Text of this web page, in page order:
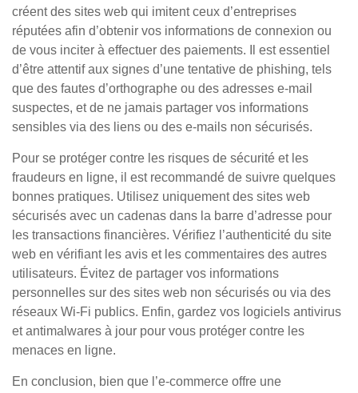
créent des sites web qui imitent ceux d’entreprises
réputées afin d’obtenir vos informations de connexion ou
de vous inciter à effectuer des paiements. Il est essentiel
d’être attentif aux signes d’une tentative de phishing, tels
que des fautes d’orthographe ou des adresses e-mail
suspectes, et de ne jamais partager vos informations
sensibles via des liens ou des e-mails non sécurisés.
Pour se protéger contre les risques de sécurité et les
fraudeurs en ligne, il est recommandé de suivre quelques
bonnes pratiques. Utilisez uniquement des sites web
sécurisés avec un cadenas dans la barre d’adresse pour
les transactions financières. Vérifiez l’authenticité du site
web en vérifiant les avis et les commentaires des autres
utilisateurs. Évitez de partager vos informations
personnelles sur des sites web non sécurisés ou via des
réseaux Wi-Fi publics. Enfin, gardez vos logiciels antivirus
et antimalwares à jour pour vous protéger contre les
menaces en ligne.
En conclusion, bien que l’e-commerce offre une